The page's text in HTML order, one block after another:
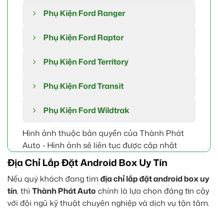
Phụ Kiện Ford Ranger
Phụ Kiện Ford Raptor
Phụ Kiện Ford Territory
Phụ Kiện Ford Transit
Phụ Kiện Ford Wildtrak
Hình ảnh thuộc bản quyền của Thành Phát
Auto - Hình ảnh sẽ liên tục được cập nhật
Địa Chỉ Lắp Đặt Android Box Uy Tín
Nếu quý khách đang tìmđịa chỉ lắp đặt android box uy
tín, thì Thành Phát Auto chính là lựa chọn đáng tin cậy
với đội ngũ kỹ thuật chuyên nghiệp và dịch vụ tận tâm.